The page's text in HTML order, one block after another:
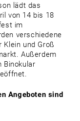
lädt das
von 14 bis 18
im
verschiedene
Klein und Groß
Außerdem
Binokular
Angeboten sind